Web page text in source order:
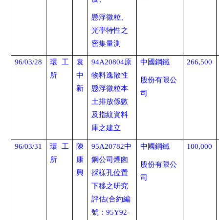
懸浮微粒、
光學特性之
密集量測
96/03/28
環工
所
袁
中
新
94A20804原
物料逸散性
懸浮微粒本
土排放係數
及指紋資料
庫之建立
中國鋼鐵
股份有限公
司
266,500
96/03/31
環工
所
陳
康
興
95A20782中
鋼公司煙囪
採樣孔位置
下移之研究
評估(合約編
號：95Y92-
中國鋼鐵
股份有限公
司
100,000